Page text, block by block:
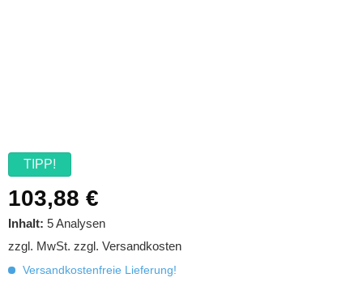
TIPP!
103,88 €
Inhalt: 5 Analysen
zzgl. MwSt. zzgl. Versandkosten
Versandkostenfreie Lieferung!